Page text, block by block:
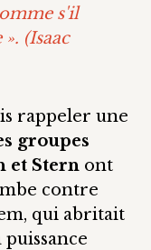
s'il
». (Isaac
rappeler une
groupes
et Stern ont
contre
qui abritait